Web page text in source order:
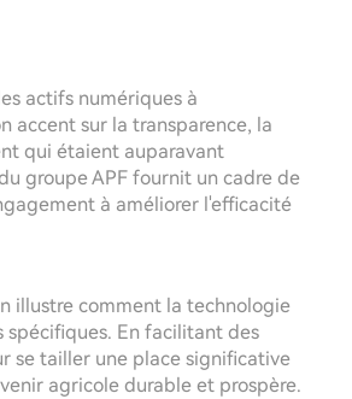
actifs numériques à
accent sur la transparence, la
qui étaient auparavant
groupe APF fournit un cadre de
à améliorer l'efficacité
illustre comment la technologie
spécifiques. En facilitant des
se tailler une place significative
agricole durable et prospère.